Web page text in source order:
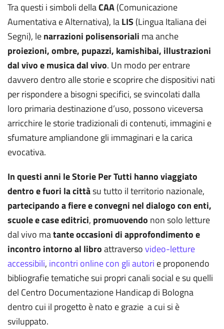
Tra questi i simboli dellaCAA(Comunicazione
Aumentativa e Alternativa), laLIS (Lingua Italiana dei
Segni), lenarrazioni polisensoriali ma anche
proiezioni, ombre, pupazzi, kamishibai, illustrazioni
dal vivo e musica dal vivo. Un modo per entrare
davvero dentro alle storie e scoprire che dispositivi nati
per rispondere a bisogni specifici, se svincolati dalla
loro primaria destinazione d’uso, possono viceversa
arricchire le storie tradizionali di contenuti, immagini e
sfumature ampliandone gli immaginari e la carica
evocativa.
In questi anni le Storie Per Tutti hanno viaggiato
dentro e fuori la cittàsu tutto il territorio nazionale,
partecipando a fiere e convegni nel dialogo con enti,
scuole e case editrici, promuovendo non solo letture
dal vivo matante occasioni di approfondimento e
incontro intorno al libroattraversovideo-letture
accessibili, incontri online con gli autori e proponendo
bibliografie tematiche sui propri canali social e su quelli
del Centro Documentazione Handicap di Bologna
dentro cui il progetto è nato e grazie a cui si è
sviluppato.